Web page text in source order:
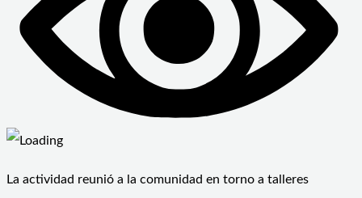
La actividad reunió a la comunidad en torno a talleres